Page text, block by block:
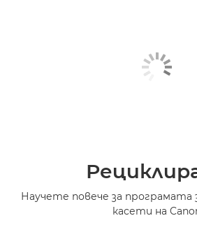
Научете повече за програмата
касети на